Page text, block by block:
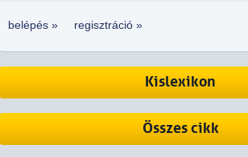
belépés » regisztráció »
Kislexikon
Összes cikk